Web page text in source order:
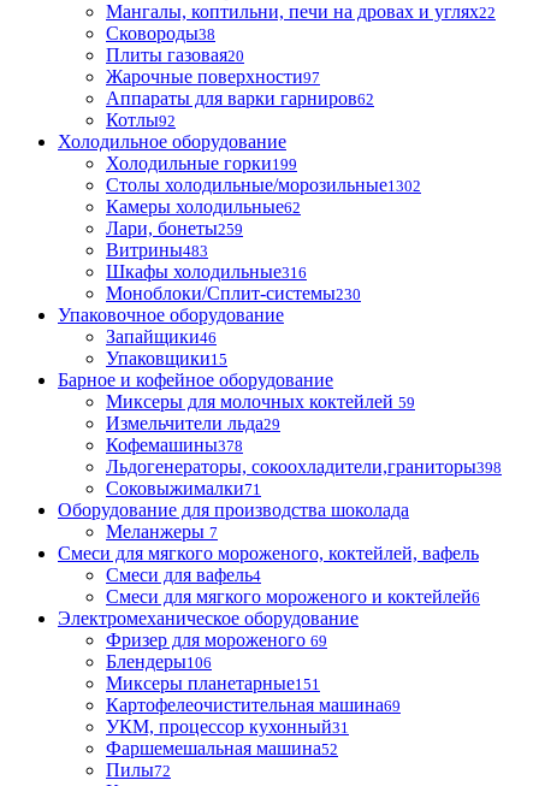
Мангалы, коптильни, печи на дровах и углях22
Сковороды38
Плиты газовая20
Жарочные поверхности97
Аппараты для варки гарниров62
Котлы92
Холодильное оборудование
Холодильные горки199
Столы холодильные/морозильные1302
Камеры холодильные62
Лари, бонеты259
Витрины483
Шкафы холодильные316
Моноблоки/Сплит-системы230
Упаковочное оборудование
Запайщики46
Упаковщики15
Барное и кофейное оборудование
Миксеры для молочных коктейлей 59
Измельчители льда29
Кофемашины378
Льдогенераторы, сокоохладители,граниторы398
Соковыжималки71
Оборудование для производства шоколада
Меланжеры 7
Смеси для мягкого мороженого, коктейлей, вафель
Смеси для вафель4
Смеси для мягкого мороженого и коктейлей6
Электромеханическое оборудование
Фризер для мороженого 69
Блендеры106
Миксеры планетарные151
Картофелеочистительная машина69
УКМ, процессор кухонный31
Фаршемешальная машина52
Пилы72